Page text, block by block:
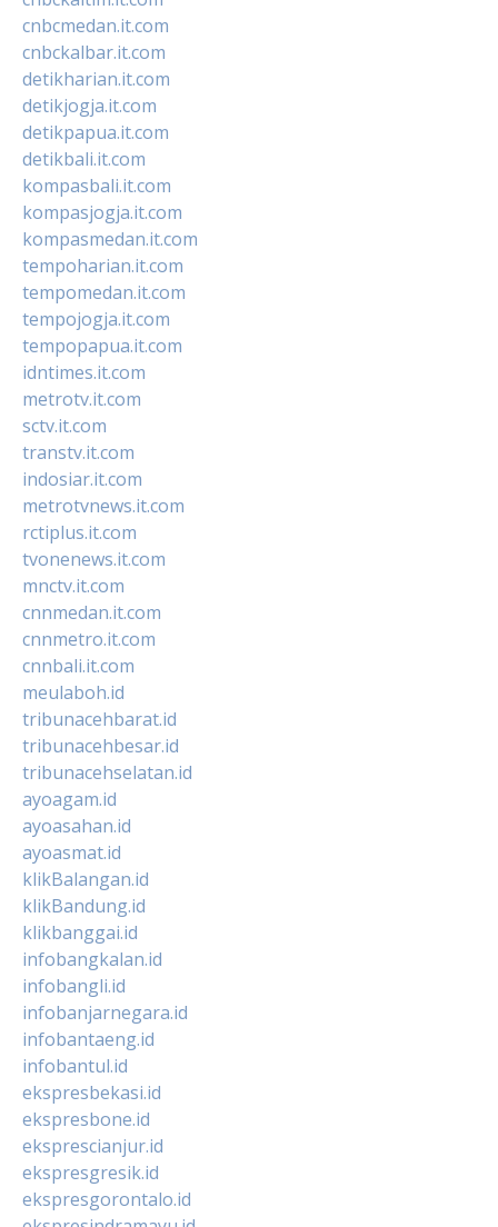
cnbcmedan.it.com
cnbckalbar.it.com
detikharian.it.com
detikjogja.it.com
detikpapua.it.com
detikbali.it.com
kompasbali.it.com
kompasjogja.it.com
kompasmedan.it.com
tempoharian.it.com
tempomedan.it.com
tempojogja.it.com
tempopapua.it.com
idntimes.it.com
metrotv.it.com
sctv.it.com
transtv.it.com
indosiar.it.com
metrotvnews.it.com
rctiplus.it.com
tvonenews.it.com
mnctv.it.com
cnnmedan.it.com
cnnmetro.it.com
cnnbali.it.com
meulaboh.id
tribunacehbarat.id
tribunacehbesar.id
tribunacehselatan.id
ayoagam.id
ayoasahan.id
ayoasmat.id
klikBalangan.id
klikBandung.id
klikbanggai.id
infobangkalan.id
infobangli.id
infobanjarnegara.id
infobantaeng.id
infobantul.id
ekspresbekasi.id
ekspresbone.id
eksprescianjur.id
ekspresgresik.id
ekspresgorontalo.id